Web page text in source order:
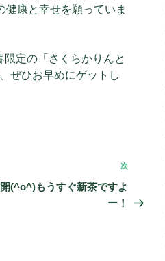
健康と幸せを願っていま
定の「さくらかりんと
ぜひお早めにゲットし
投
次
(^o^)もうすぐ新茶ですよ
ー！